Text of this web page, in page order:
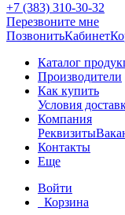
+7 (383) 310-30-32
Перезвоните мне
ПозвонитьКабинет
Каталог
Производители
Как купить
Условия
Компания
Реквизиты
Контакты
Еще
Войти
Корзина